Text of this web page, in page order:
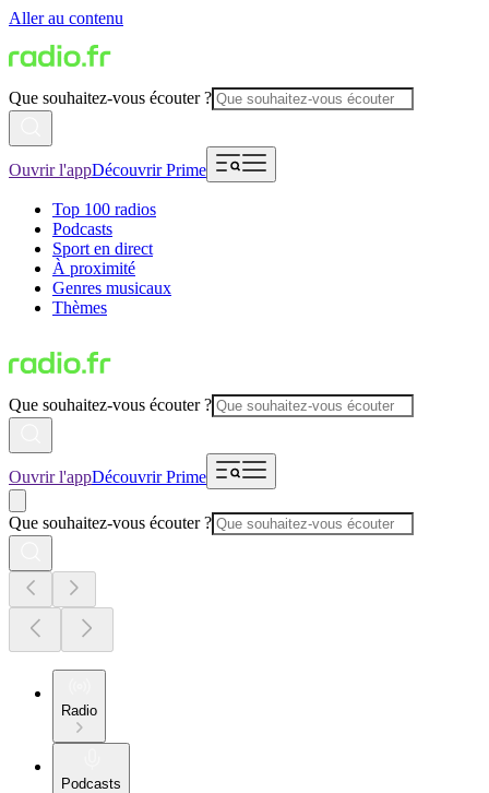
Aller au contenu
Que souhaitez-vous écouter ?
Ouvrir l'appDécouvrir Prime
Top 100 radios
Podcasts
Sport en direct
À proximité
Genres musicaux
Thèmes
Que souhaitez-vous écouter ?
Ouvrir l'appDécouvrir Prime
Que souhaitez-vous écouter ?
Radio
Podcasts